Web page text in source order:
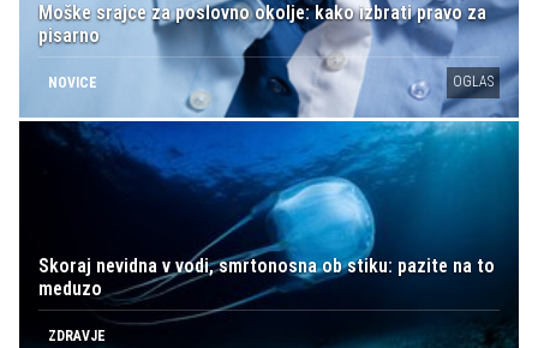
Moške srajce za poslovno okolje: kako izbrati pravo za
pisarno
NOVICE OGLAS
Skoraj nevidna v vodi, smrtonosna ob stiku: pazite na to
meduzo
ZDRAVJE